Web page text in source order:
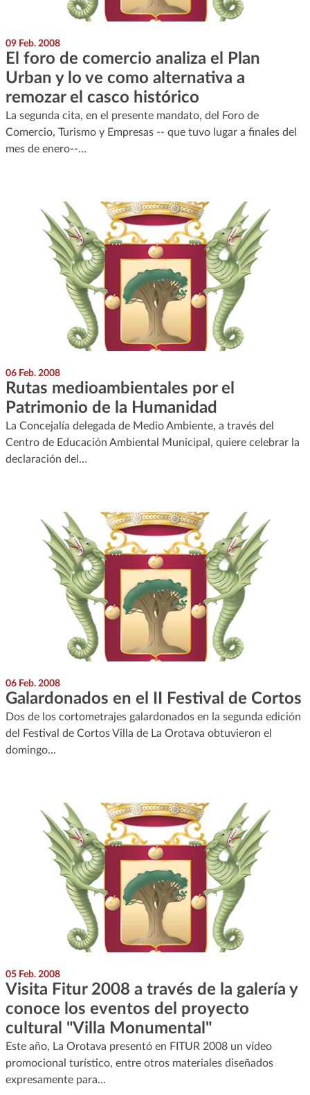
09 Feb. 2008
El foro de comercio analiza el Plan
Urban y lo ve como alternativa a
remozar el casco histórico
La segunda cita, en el presente mandato, del Foro de
Comercio, Turismo y Empresas -- que tuvo lugar a finales del
mes de enero--…
06 Feb. 2008
Rutas medioambientales por el
Patrimonio de la Humanidad
La Concejalía delegada de Medio Ambiente, a través del
Centro de Educación Ambiental Municipal, quiere celebrar la
declaración del…
06 Feb. 2008
Galardonados en el II Festival de Cortos
Dos de los cortometrajes galardonados en la segunda edición
del Festival de Cortos Villa de La Orotava obtuvieron el
domingo…
05 Feb. 2008
Visita Fitur 2008 a través de la galería y
conoce los eventos del proyecto
cultural "Villa Monumental"
Este año, La Orotava presentó en FITUR 2008 un vídeo
promocional turístico, entre otros materiales diseñados
expresamente para…